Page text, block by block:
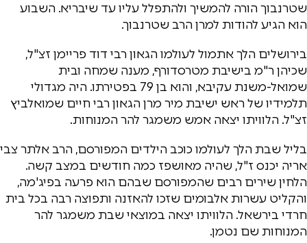
שטרנבוך הורה להמשיך ולהתפלל עליו עד שיבריא. השבוע
הוא הגיע להודות למרן הרב שטרנבוך.
בירושלים הלך אתמול לעולמו הגאון רבי דוד פריימן זצ"ל,
שכיהן ר"מ בישיבת מטרסדורף, מענה שמחה ובית
שמואל-משנת עקיבא, והוא בן 79 בפטירתו. היה מגדולי
תלמידיו של ראש ישיבת מיר מרן הגאון רבי חיים שמואלביץ
זצ"ל. הלוויתו יצאה אמש משמגר להר המנוחות.
בליל שבת הלך לעולמו כוכב הילדים המפורסם, הרב אלתר צבי
אריה יכנס ז"ל, שהיה מאושפז כמה חודשים במצב קשה.
הלחין שירים רבים שהמפורסם שבהם הוא פרעה בפיג'מה,
והקליט עשרות אלבומים שזכו להאזנה ותפוצה רבה בכל בית
חרדי בירשאל. הלוויתו יצאה במוצאי שבת משמגר להר
המנוחות שם נטמן.